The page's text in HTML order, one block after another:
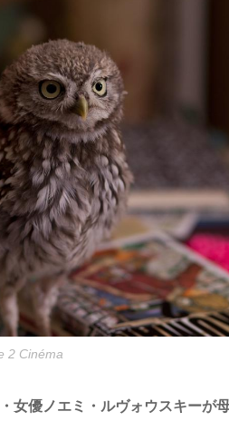
2 Cinéma
女優ノエミ・ルヴォウスキーが